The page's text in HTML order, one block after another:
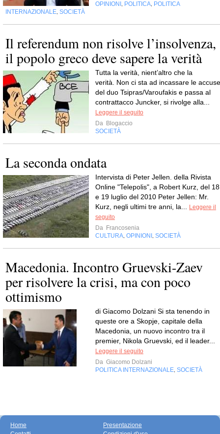
OPINIONI
POLITICA POLITICA
INTERNAZIONALE SOCIETÀ
Il referendum non risolve l’insolvenza,
il popolo greco deve sapere la verità
Tutta la verità, nient’altro che la
verità. Non ci sta ad incassare le accuse
del duo Tsipras/Varoufakis e passa al
contrattacco Juncker, si rivolge alla...
Leggere il seguito
Da Blogaccio
SOCIETÀ
La seconda ondata
Intervista di Peter Jellen. della Rivista
Online "Telepolis", a Robert Kurz, del 18
e 19 luglio del 2010 Peter Jellen: Mr.
Kurz, negli ultimi tre anni, la...
Leggere il
seguito
Da Francosenia
CULTURA OPINIONI SOCIETÀ
Macedonia. Incontro Gruevski-Zaev
per risolvere la crisi, ma con poco
ottimismo
di Giacomo Dolzani Si sta tenendo in
queste ore a Skopje, capitale della
Macedonia, un nuovo incontro tra il
premier, Nikola Gruevski, ed il leader...
Leggere il seguito
Da Giacomo Dolzani
POLITICA INTERNAZIONALE SOCIETÀ
Home
Presentazione